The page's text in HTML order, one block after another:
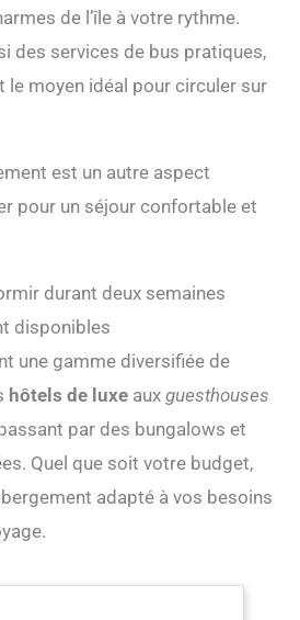
de l’île à votre rythme.
des services de bus pratiques,
le moyen idéal pour circuler sur
est un autre aspect
pour un séjour confortable et
durant deux semaines
disponibles
une gamme diversifiée de
hôtels de luxe aux guesthouses
par des bungalows et
Quel que soit votre budget,
adapté à vos besoins